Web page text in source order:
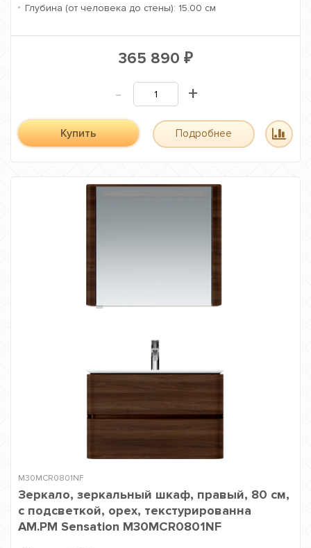
Глубина (от человека до стены): 15.00 см
365 890 ₽
- +
Купить Подробнее
M30MCR0801NF
Зеркало, зеркальный шкаф, правый, 80 см,
с подсветкой, орех, текстурированна
AM.PM Sensation M30MCR0801NF